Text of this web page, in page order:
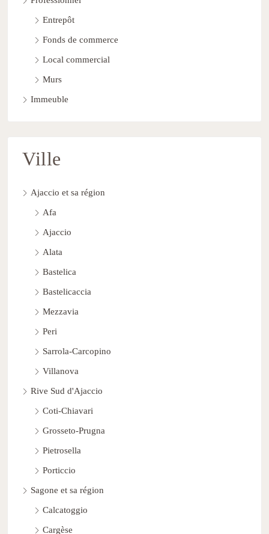
Entrepôt
Fonds de commerce
Local commercial
Murs
Immeuble
Ville
Ajaccio et sa région
Afa
Ajaccio
Alata
Bastelica
Bastelicaccia
Mezzavia
Peri
Sarrola-Carcopino
Villanova
Rive Sud d'Ajaccio
Coti-Chiavari
Grosseto-Prugna
Pietrosella
Porticcio
Sagone et sa région
Calcatoggio
Cargèse